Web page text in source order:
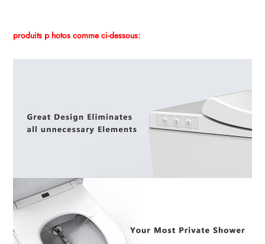
produits p hotos comme ci-dessous: